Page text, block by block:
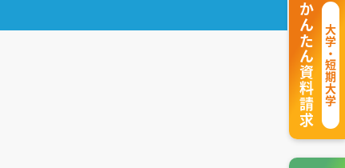
大学・短期大学
かんたん資料請求